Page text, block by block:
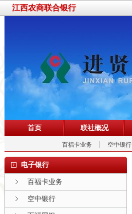
江西农商联合银行
首页 联社概况
百福卡业务 空中银行
电子银行
百福卡业务
空中银行